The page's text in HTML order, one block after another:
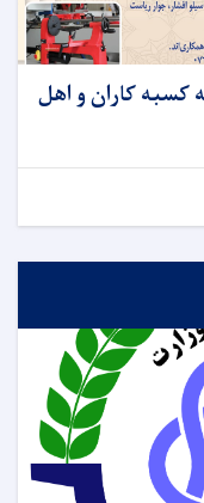
کسبه کاران و اهل